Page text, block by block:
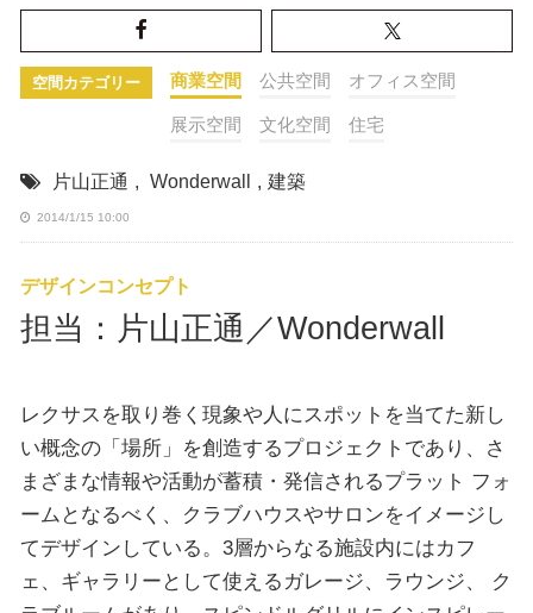
空間カテゴリー 商業空間 公共空間 オフィス空間
展示空間 文化空間 住宅
片山正通 , Wonderwall , 建築
2014/1/15 10:00
デザインコンセプト
担当：片山正通／Wonderwall
レクサスを取り巻く現象や人にスポットを当てた新し
い概念の「場所」を創造するプロジェクトであり、さ
まざまな情報や活動が蓄積・発信されるプラット フォ
ームとなるべく、クラブハウスやサロンをイメージし
てデザインしている。3層からなる施設内にはカフ
ェ、ギャラリーとして使えるガレージ、ラウンジ、 ク